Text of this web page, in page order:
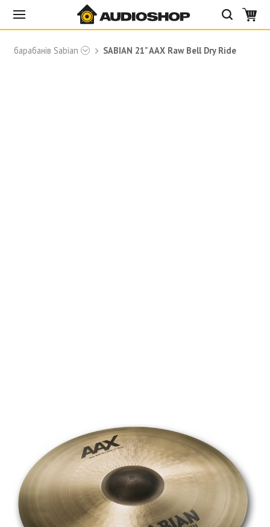
барабанів Sabian SABIAN 21" AAX Raw Bell Dry Ride